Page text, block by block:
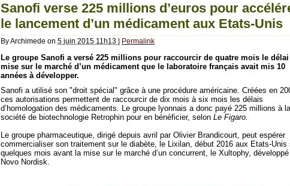
Sanofi verse 225 millions d’euros pour
le lancement d’un médicament aux Etats-Unis
ByArchimede on 5 juin 2015 11h13 | Permalink
Le groupe Sanofi a versé 225 millions pour raccourcir de quatre mois le délai
mise sur le marché d’un médicament que le laboratoire français avait mis 10
années à développer.
Sanofi a utilisé son "droit spécial" grâce à une procédure américaine. Créées en
ces autorisations permettent de raccourcir de dix mois à six mois les délais
d’homologation des médicaments. Le groupe lyonnais a donc payé 225 millions à la
société de biotechnologie Retrophin pour en bénéficier, selon Le Figaro.
Le groupe pharmaceutique, dirigé depuis avril par Olivier Brandicourt, peut espérer
commercialiser son traitement sur le diabète, le Lixilan, début 2016 aux Etats-Unis
quelques mois avant la mise sur le marché d’un concurrent, le Xultophy,
Novo Nordisk.